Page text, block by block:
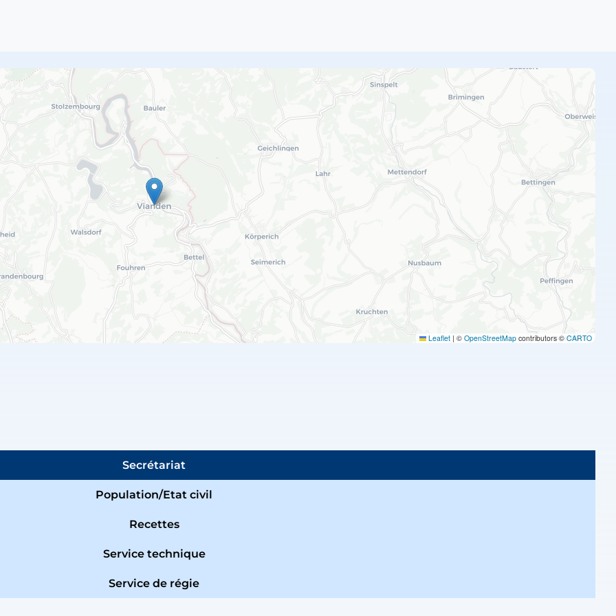
Leaflet | © OpenStreetMap contributors © CARTO
Secrétariat
Population/Etat civil
Recettes
Service technique
Service de régie